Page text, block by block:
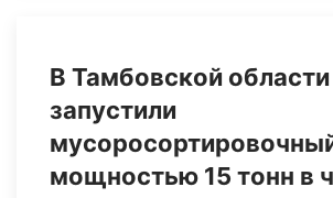
В Тамбовской области
запустили
мощностью 15 тонн в